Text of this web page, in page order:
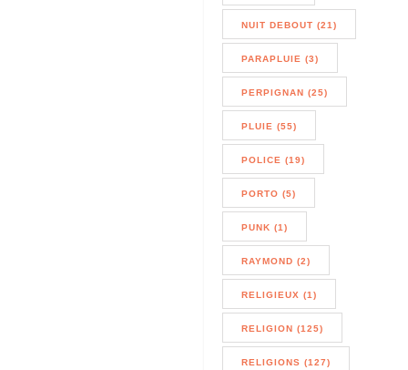
NUIT DEBOUT (21)
PARAPLUIE (3)
PERPIGNAN (25)
PLUIE (55)
POLICE (19)
PORTO (5)
PUNK (1)
RAYMOND (2)
RELIGIEUX (1)
RELIGION (125)
RELIGIONS (127)